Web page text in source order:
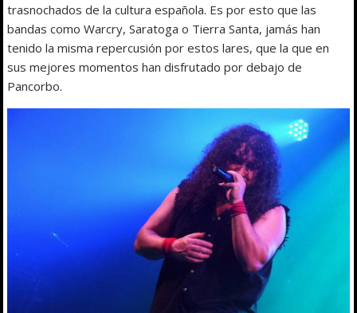
trasnochados de la cultura española. Es por esto que las
bandas como Warcry, Saratoga o Tierra Santa, jamás han
tenido la misma repercusión por estos lares, que la que en
sus mejores momentos han disfrutado por debajo de
Pancorbo.